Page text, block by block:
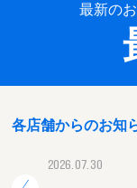
最新の
各店舗からのお知
2026.07.30